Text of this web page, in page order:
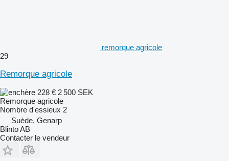
remorque agricole
29
Remorque agricole
228 € 2 500 SEK
Remorque agricole
Nombre d'essieux 2
Suède, Genarp
Blinto AB
Contacter le vendeur